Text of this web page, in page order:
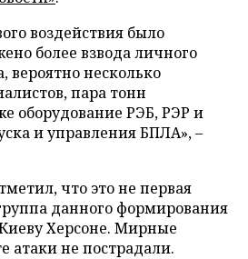
воздействия было
более взвода личного
вероятно несколько
пара тонн
оборудование РЭБ, РЭР и
и управления БПЛА», –
что это не первая
данного формирования
Херсоне. Мирные
атаки не пострадали.